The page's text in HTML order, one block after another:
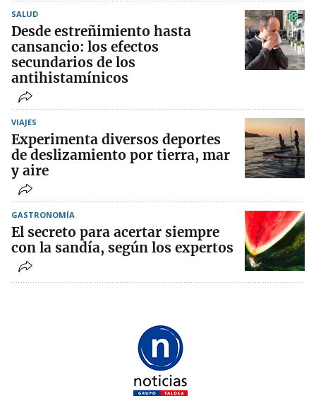
SALUD
Desde estreñimiento hasta
cansancio: los efectos
secundarios de los
antihistamínicos
VIAJES
Experimenta diversos deportes
de deslizamiento por tierra, mar
y aire
GASTRONOMÍA
El secreto para acertar siempre
con la sandía, según los expertos